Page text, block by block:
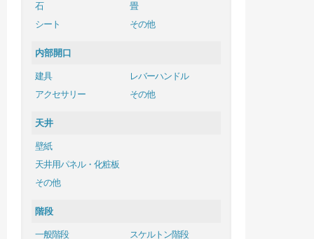
石
畳
シート
その他
内部開口
建具
レバーハンドル
アクセサリー
その他
天井
壁紙
天井用パネル・化粧板
その他
階段
一般階段
スケルトン階段